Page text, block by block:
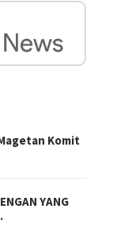
Komit
YANG